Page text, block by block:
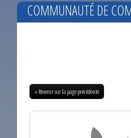
COMMUNAUTÉ DE
2017)
« Revenir sur la page précédente